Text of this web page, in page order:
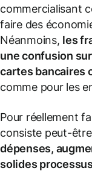
commercialisant
faire des
Néanmoins, les
une confusion
cartes bancaires
comme pour les
Pour réellement
consiste peut-
dépenses,
solides